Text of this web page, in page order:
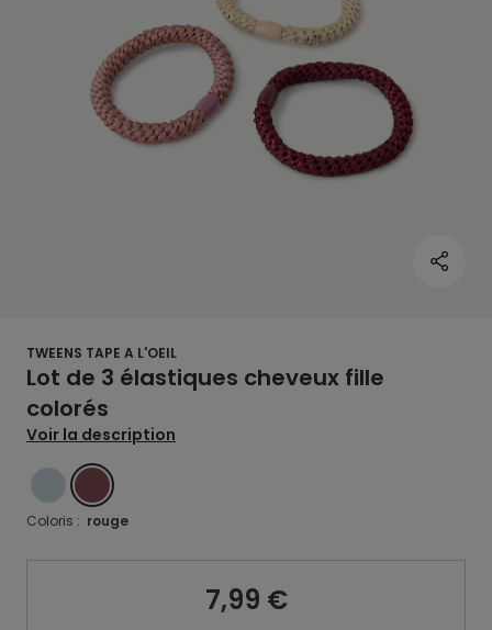
TWEENS TAPE A L'OEIL
Lot de 3 élastiques cheveux fille
colorés
Voir la description
BLEU ROUGE
Coloris : rouge
7,99 €